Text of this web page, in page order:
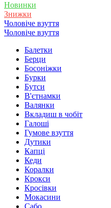
Новинки
Знижки
Чоловіче взуття
Чоловіче взуття
Балетки
Берци
Босоніжки
Бурки
Бутси
В'єтнамки
Валянки
Вкладиш в чобіт
Галоші
Гумове взуття
Дутики
Капці
Кеди
Коралки
Крокси
Кросівки
Мокасини